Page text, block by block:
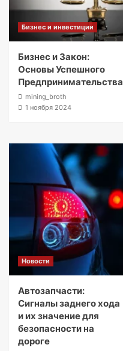
Бизнес и инвестиции
Бизнес и Закон:
Основы Успешного
Предпринимательства
mining_broth
1 ноября 2024
Новости
Автозапчасти:
Сигналы заднего хода
и их значение для
безопасности на
дороге